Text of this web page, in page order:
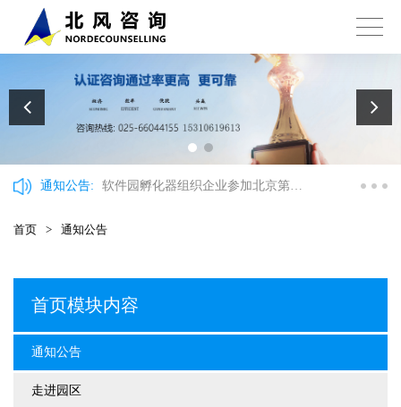
通知公告:
软件园孵化器组织企业参加北京第十
首页 > 通知公告
首页模块内容
通知公告
走进园区